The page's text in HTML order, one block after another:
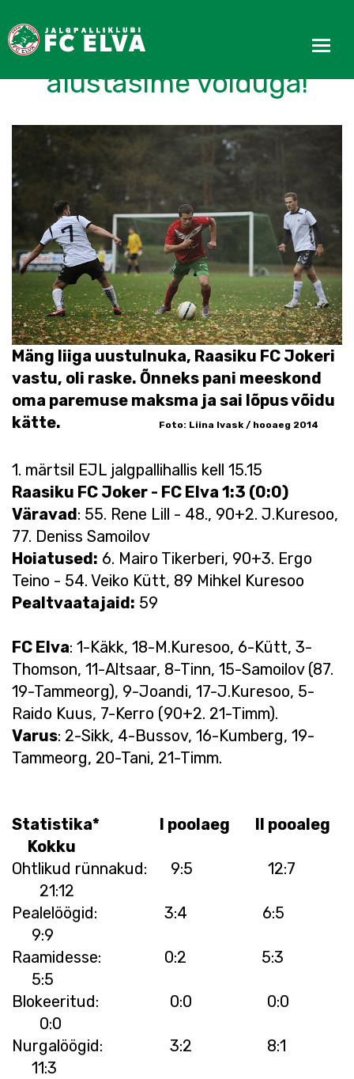
Esiliiga B hooaega
alustasime võiduga!
Mäng liiga uustulnuka, Raasiku FC Jokeri
vastu, oli raske. Õnneks pani meeskond
oma paremuse maksma ja sai lõpus võidu
kätte.
Foto: Liina Ivask / hooaeg 2014
1. märtsil EJL jalgpallihallis kell 15.15
Raasiku FC Joker - FC Elva 1:3 (0:0)
Väravad : 55. Rene Lill - 48., 90+2. J.Kuresoo,
77. Deniss Samoilov
Hoiatused: 6. Mairo Tikerberi, 90+3. Ergo
Teino - 54. Veiko Kütt, 89 Mihkel Kuresoo
Pealtvaatajaid: 59
FC Elva: 1-Käkk, 18-M.Kuresoo, 6-Kütt, 3-
Thomson, 11-Altsaar, 8-Tinn, 15-Samoilov (87.
19-Tammeorg), 9-Joandi, 17-J.Kuresoo, 5-
Raido Kuus, 7-Kerro (90+2. 21-Timm).
Varus: 2-Sikk, 4-Bussov, 16-Kumberg, 19-
Tammeorg, 20-Tani, 21-Timm.
Statistika* I poolaeg II pooaleg
Kokku
Ohtlikud rünnakud: 9:5 12:7
21:12
Pealelöögid: 3:4 6:5
9:9
Raamidesse: 0:2 5:3
5:5
Blokeeritud: 0:0 0:0
0:0
Nurgalöögid: 3:2 8:1
11:3